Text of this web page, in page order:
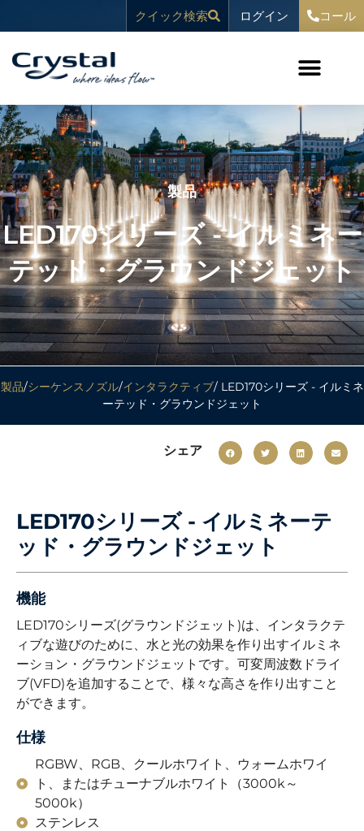
ッ
ス
キ
ッ
プ
クイック検索 ログイン コール
製品
LED170シリーズ - イルミネー
テッド・グラウンドジェット
製品/シーケンスノズル/インタラクティブ/ LED170シリーズ - イルミネ
ーテッド・グラウンドジェット
シェア
LED170シリーズ - イルミネーテ
ッド・グラウンドジェット
機能
LED170シリーズ(グラウンドジェット)は、インタラクテ
ィブな遊びのために、水と光の効果を作り出すイルミネ
ーション・グラウンドジェットです。可変周波数ドライ
ブ(VFD)を追加することで、様々な高さを作り出すこと
ができます。
仕様
RGBW、RGB、クールホワイト、ウォームホワイ
ト、またはチューナブルホワイト（3000k～
5000k）
ステンレス